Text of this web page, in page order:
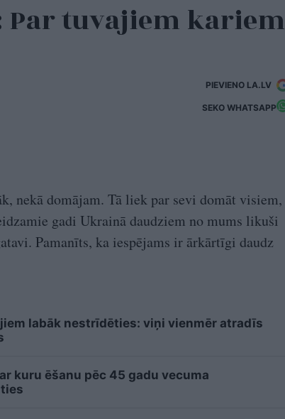
tuvajiem kariem
PIEVIENO LA.LV
SEKO WHATSAPP
nekā domājam. Tā liek par sevi domāt visiem,
gadi Ukrainā daudziem no mums likuši
Pamanīts, ka iespējams ir ārkārtīgi daudz
labāk nestrīdēties: viņi vienmēr atradīs
kuru ēšanu pēc 45 gadu vecuma